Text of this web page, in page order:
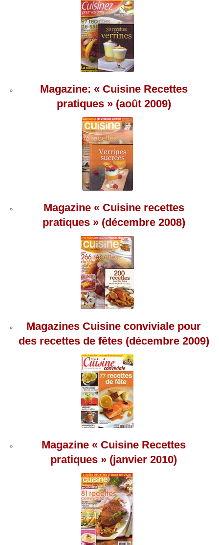
Magazine: « Cuisine Recettes
pratiques » (août 2009)
Magazine « Cuisine recettes
pratiques » (décembre 2008)
Magazines Cuisine conviviale pour
des recettes de fêtes (décembre 2009)
Magazine « Cuisine Recettes
pratiques » (janvier 2010)